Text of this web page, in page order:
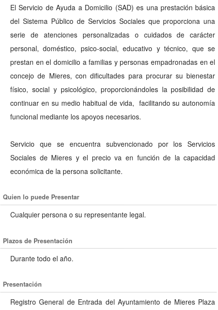
El Servicio de Ayuda a Domicilio (SAD) es una prestación básica
del Sistema Público de Servicios Sociales que proporciona una
serie de atenciones personalizadas o cuidados de carácter
personal, doméstico, psico-social, educativo y técnico, que se
prestan en el domicilio a familias y personas empadronadas en el
concejo de Mieres, con dificultades para procurar su bienestar
físico, social y psicológico, proporcionándoles la posibilidad de
continuar en su medio habitual de vida, facilitando su autonomía
funcional mediante los apoyos necesarios.
Servicio que se encuentra subvencionado por los Servicios
Sociales de Mieres y el precio va en función de la capacidad
económica de la persona solicitante.
Quien lo puede Presentar
Cualquier persona o su representante legal.
Plazos de Presentación
Durante todo el año.
Presentación
Registro General de Entrada del Ayuntamiento de Mieres Plaza